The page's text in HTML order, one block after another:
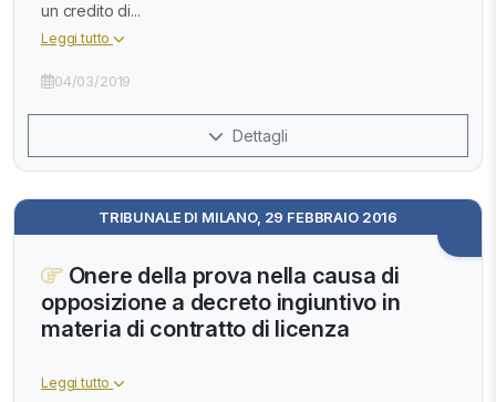
un credito di...
Leggi tutto
04/03/2019
Dettagli
TRIBUNALE DI MILANO, 29 FEBBRAIO 2016
Onere della prova nella causa di
opposizione a decreto ingiuntivo in
materia di contratto di licenza
Leggi tutto